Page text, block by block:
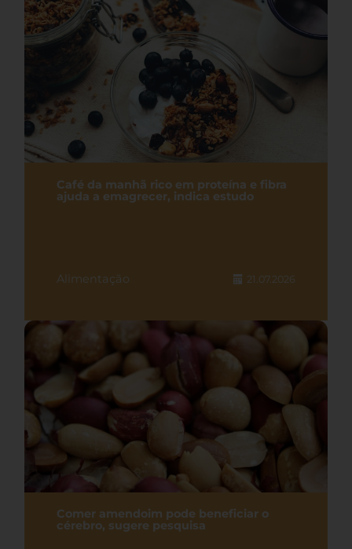
Café da manhã rico em proteína e fibra
ajuda a emagrecer, indica estudo
Alimentação 21.07.2026
Comer amendoim pode beneficiar o
cérebro, sugere pesquisa